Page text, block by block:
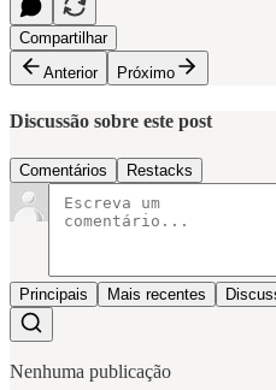
Compartilhar
Anterior
Próximo
Discussão sobre este post
Comentários Restacks
Principais Mais recentes
Nenhuma publicação